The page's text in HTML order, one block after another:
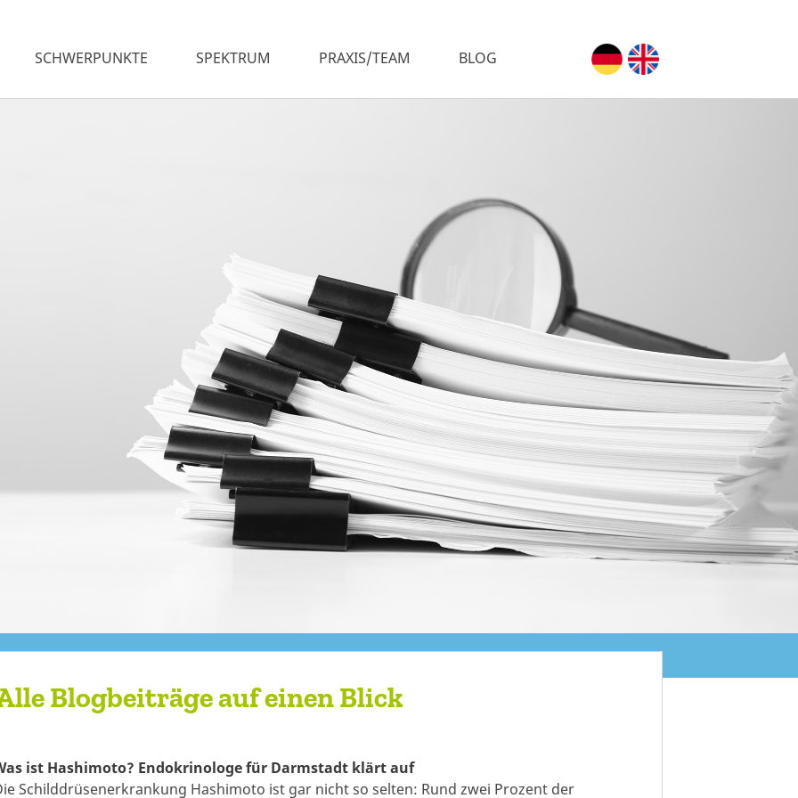
SCHWERPUNKTE SPEKTRUM PRAXIS/TEAM BLOG
Blogbeiträge auf einen Blick
ist Hashimoto? Endokrinologe für Darmstadt klärt auf
Schilddrüsenerkrankung Hashimoto ist gar nicht so selten: Rund zwei Prozent der